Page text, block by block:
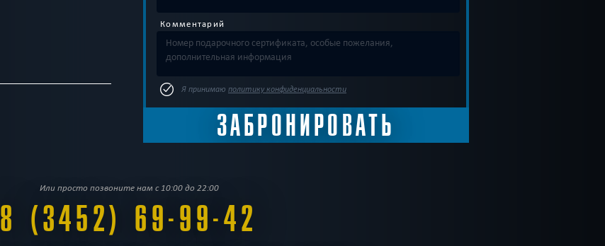
Комментарий
Я принимаю политику конфиденциальности
Или просто позвоните нам с 10:00 до 22:00
8 (3452) 69-99-42